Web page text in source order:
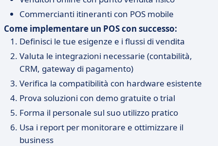
Commercianti itineranti con POS mobile
Come implementare un POS con successo:
Definisci le tue esigenze e i flussi di vendita
Valuta le integrazioni necessarie (contabilità,
CRM, gateway di pagamento)
Verifica la compatibilità con hardware esistente
Prova soluzioni con demo gratuite o trial
Forma il personale sul suo utilizzo pratico
Usa i report per monitorare e ottimizzare il
business